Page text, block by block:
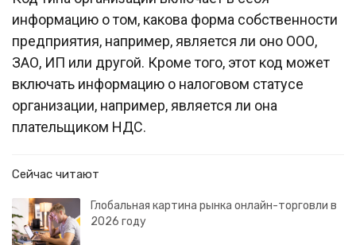
информацию о том, какова форма собственности
предприятия, например, является ли оно ООО,
ЗАО, ИП или другой. Кроме того, этот код может
включать информацию о налоговом статусе
организации, например, является ли она
плательщиком НДС.
Сейчас читают
Глобальная картина рынка онлайн-торговли в
2026 году